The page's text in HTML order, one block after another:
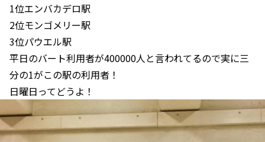
1位エンバカデロ駅
2位モンゴメリー駅
3位パウエル駅
平日のバート利用者が400000人と言われてるので実に三
分の1がこの駅の利用者！
日曜日ってどうよ！